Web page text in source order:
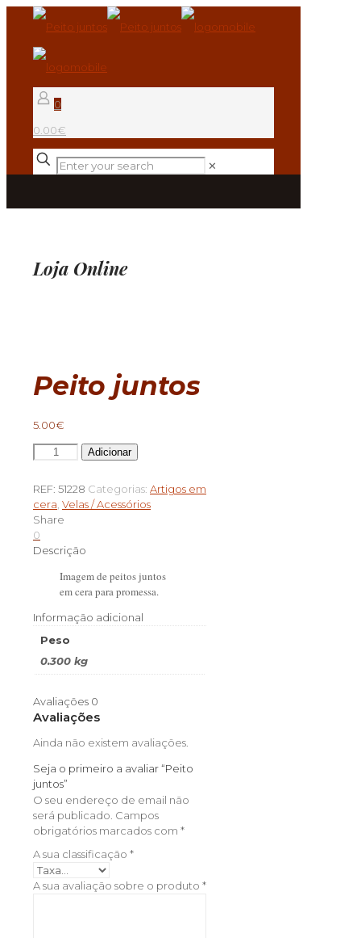
0
0.00€
✕
Loja Online
Peito juntos
5.00€
Quantidade
de
juntos
Adicionar
REF: 51228 Categorias: Artigos em
cera Velas / Acessórios
Share
0
Descrição
Imagem de peitos juntos
em cera para promessa.
Informação adicional
Peso
0.300 kg
Avaliações 0
Avaliações
Ainda não existem avaliações.
Seja o primeiro a avaliar “Peito
juntos”
O seu endereço de email não
será publicado. Campos
obrigatórios marcados com *
A sua classificação *
A sua avaliação sobre o produto *